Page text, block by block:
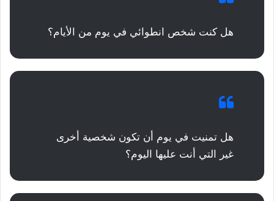
هل كنت شخص انطوائي في يوم من الأيام؟
هل تمنيت في يوم أن تكون شخصية أخرى
غير التي أنت عليها اليوم؟